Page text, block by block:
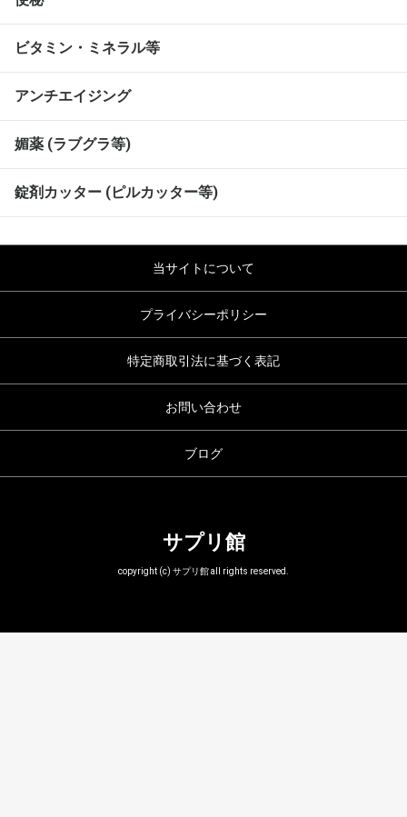
ビタミン・ミネラル等
アンチエイジング
媚薬 (ラブグラ等)
錠剤カッター (ピルカッター等)
当サイトについて
プライバシーポリシー
特定商取引法に基づく表記
お問い合わせ
ブログ
サプリ館
copyright (c) サプリ館 all rights reserved.